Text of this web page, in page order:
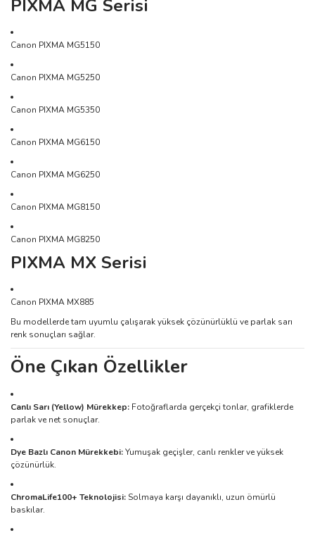
PIXMA MG Serisi
Canon PIXMA MG5150
Canon PIXMA MG5250
Canon PIXMA MG5350
Canon PIXMA MG6150
Canon PIXMA MG6250
Canon PIXMA MG8150
Canon PIXMA MG8250
PIXMA MX Serisi
Canon PIXMA MX885
Bu modellerde tam uyumlu çalışarak yüksek çözünürlüklü ve parlak sarı
renk sonuçları sağlar.
Öne Çıkan Özellikler
Canlı Sarı (Yellow) Mürekkep: Fotoğraflarda gerçekçi tonlar, grafiklerde
parlak ve net sonuçlar.
Dye Bazlı Canon Mürekkebi:Yumuşak geçişler, canlı renkler ve yüksek
çözünürlük.
ChromaLife100+ Teknolojisi:Solmaya karşı dayanıklı, uzun ömürlü
baskılar.